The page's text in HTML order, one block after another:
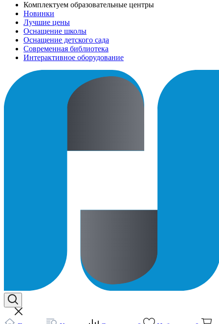
Комплектуем образовательные центры
Новинки
Лучшие цены
Оснащение школы
Оснащение детского сада
Современная библиотека
Интерактивное оборудование